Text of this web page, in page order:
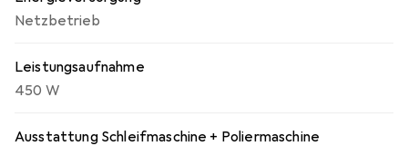
Netzbetrieb
Leistungsaufnahme
450 W
Ausstattung Schleifmaschine + Poliermaschine